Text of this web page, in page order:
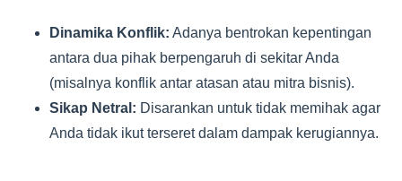
Dinamika Konflik: Adanya bentrokan kepentingan
antara dua pihak berpengaruh di sekitar Anda
(misalnya konflik antar atasan atau mitra bisnis).
Sikap Netral: Disarankan untuk tidak memihak agar
Anda tidak ikut terseret dalam dampak kerugiannya.